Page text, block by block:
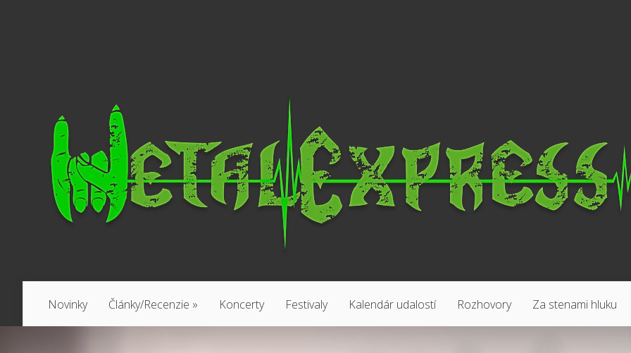
Novinky Články/Recenzie » Koncerty Festivaly Kalendár udalostí Rozhovory Za stenami hluku